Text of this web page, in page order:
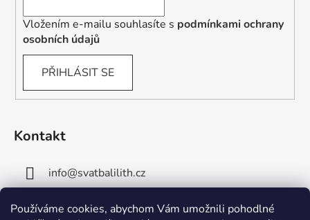
Používáme cookies, abychom Vám umožnili pohodlné
Vložením e-mailu souhlasíte s podmínkami ochrany
osobních údajů
PŘIHLÁSIT SE
Kontakt
info@svatbalilith.cz
+420 778 745 219